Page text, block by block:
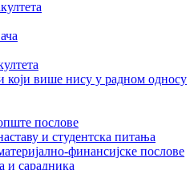
који више нису у радном односу
послове
и студентска питања
финансијске послове
и сарадника